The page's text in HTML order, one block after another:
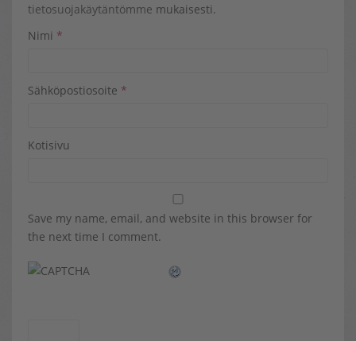
tietosuojakäytäntömme mukaisesti.
Nimi *
Sähköpostiosoite *
Kotisivu
Save my name, email, and website in this browser for
the next time I comment.